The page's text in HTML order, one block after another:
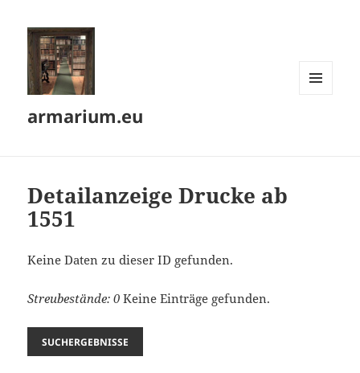
armarium.eu
Detailanzeige Drucke ab
1551
Keine Daten zu dieser ID gefunden.
Streubestände: 0Keine Einträge gefunden.